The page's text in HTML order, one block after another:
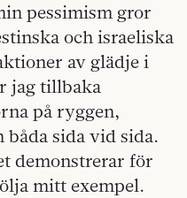
pessimism gror
och israeliska
av glädje i
jag tillbaka
på ryggen,
båda sida vid sida.
demonstrerar för
mitt exempel.